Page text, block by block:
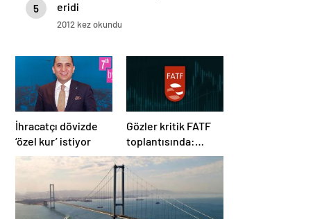
5
eridi
2012 kez okundu
İhracatçı dövizde
‘özel kur’ istiyor
Gözler kritik FATF
toplantısında:
Türkiye gri listeden
çıkacak mı?